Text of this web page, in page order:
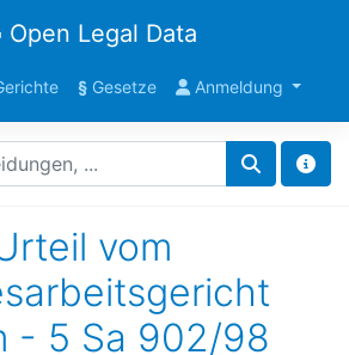
Open Legal Data
§Gesetze Anmeldung
vom
- 5 Sa 902/98